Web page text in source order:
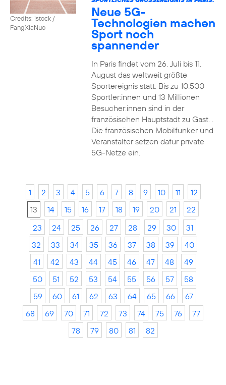
Credits: istock /
FangXiaNuo
Neue 5G-
Technologien machen
Sport noch
spannender
In Paris findet vom 26. Juli bis 11.
August das weltweit größte
Sportereignis statt. Bis zu 10.500
Sportler:innen und 13 Millionen
Besucher:innen sind in der
französischen Hauptstadt zu Gast. .
Die französischen Mobilfunker und
Veranstalter setzen dafür private
5G-Netze ein.
1 2 3 4 5 6 7 8 9 10 11
12
13
14 15 16 17 18 19 20 21
22
23
24 25 26 27 28 29 30
31
32
33 34 35 36 37 38 39
40
41
42 43 44 45 46 47 48
49
50
51 52 53 54 55 56 57
58
59
60 61 62 63 64 65 66
67
68
69 70 71 72 73 74 75 76
77
78
79 80 81 82